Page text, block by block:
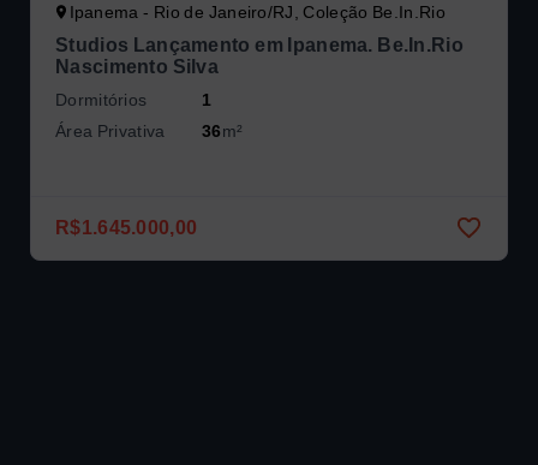
Ipanema - Rio de Janeiro/RJ, Coleção Be.In.Rio
Studios Lançamento em Ipanema. Be.In.Rio
Nascimento Silva
Dormitórios
1
Área Privativa
36m²
R$1.645.000,00